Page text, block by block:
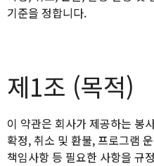
기준을 정합니다.
제1조 (목적)
이 약관은 회사가 제공하는 봉
확정, 취소 및 환불, 프로그램
책임사항 등 필요한 사항을 규